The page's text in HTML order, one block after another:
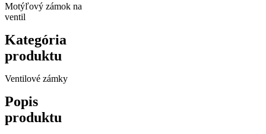
Motýľový zámok na
ventil
Kategória
produktu
Ventilové zámky
Popis
produktu